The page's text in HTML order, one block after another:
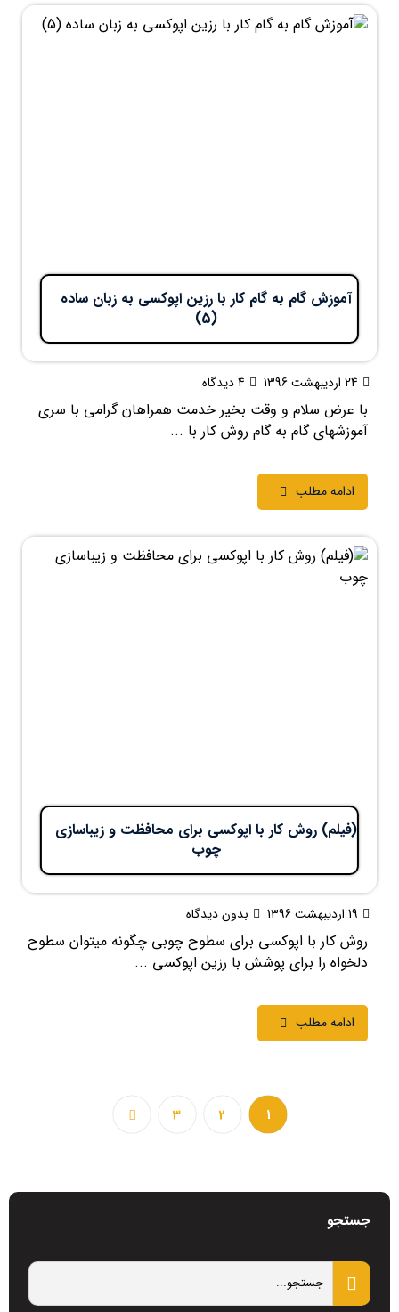
آموزش گام به گام کار با رزین اپوکسی به زبان ساده
(5)
24 اردیبهشت 1396 4 دیدگاه
با عرض سلام و وقت بخیر خدمت همراهان گرامی با سری
آموزشهای گام به گام روش کار با ...
ادامه مطلب
(فیلم) روش کار با اپوکسی برای محافظت و زیباسازی
چوب
19 اردیبهشت 1396 بدون دیدگاه
روش کار با اپوکسی برای سطوح چوبی چگونه میتوان سطوح
دلخواه را برای پوشش با رزین اپوکسی ...
ادامه مطلب
1
2
3
جستجو